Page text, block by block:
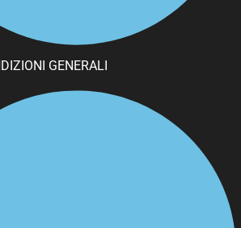
GENERALI